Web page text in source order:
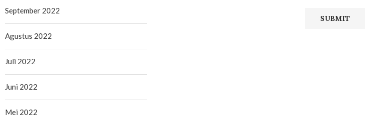
September 2022
Agustus 2022
Juli 2022
Juni 2022
Mei 2022